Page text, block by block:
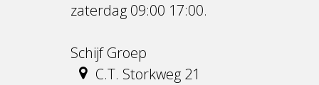
zaterdag 09:00 17:00.
Schijf Groep
C.T. Storkweg 21